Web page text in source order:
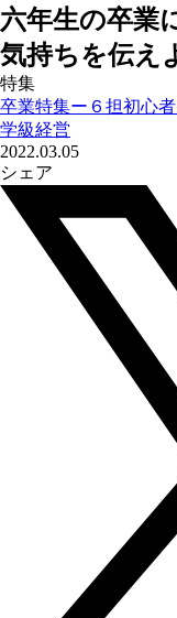
六年生の卒業
気持ちを伝え
特集
卒業特集ー６担初心
学級経営
2022.03.05
シェア